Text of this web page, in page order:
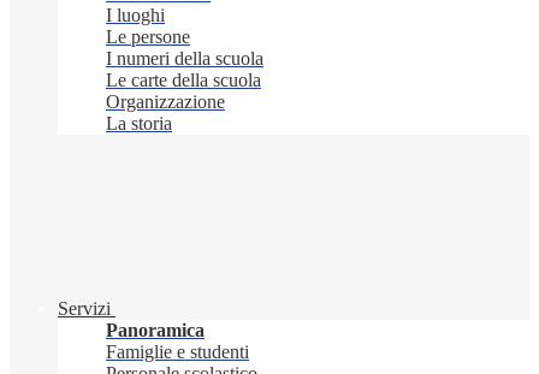
I luoghi
Le persone
I numeri della scuola
Le carte della scuola
Organizzazione
La storia
Servizi
Panoramica
Famiglie e studenti